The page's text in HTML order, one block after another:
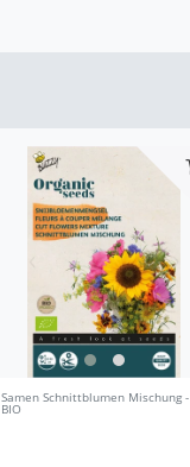
Samen Schnittblumen Mischung -
BIO